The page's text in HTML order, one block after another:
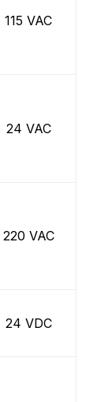
115 VAC
24 VAC
220 VAC
24 VDC